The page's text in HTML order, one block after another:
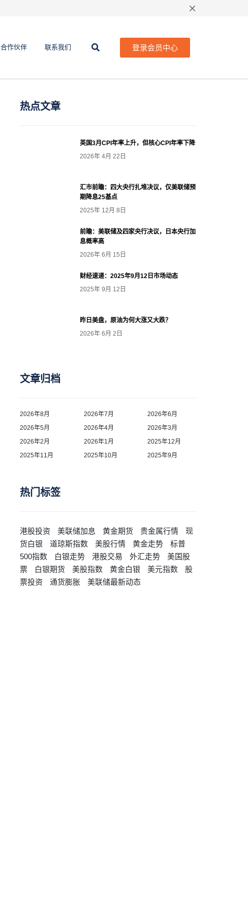
合作伙伴 联系我们 登录会员中心
热点文章
英国3月CPI年率上升，但核心CPI年率下降
2026年 4月 22日
汇市前瞻：四大央行扎堆决议，仅美联储预
期降息25基点
2025年 12月 8日
前瞻：美联储及四家央行决议，日本央行加
息概率高
2026年 6月 15日
财经速递：2025年9月12日市场动态
2025年 9月 12日
昨日美盘，原油为何大涨又大跌？
2026年 6月 2日
文章归档
2026年8月 2026年7月
2026年6月
2026年5月
2026年4月
2026年3月
2026年2月
2026年1月
2025年12月
2025年11月
2025年10月 2025年9月
热门标签
港股投资 美联储加息 黄金期货 贵金属行情
现
货白银
道琼斯指数 美股行情 黄金走势
标普
500指数
白银走势 港股交易 外汇走势
美国股
票
白银期货 美股指数 黄金白银 美元指数
股
票投资
通货膨胀 美联储最新动态